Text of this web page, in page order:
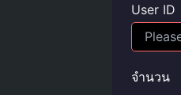
User ID
จำนวน